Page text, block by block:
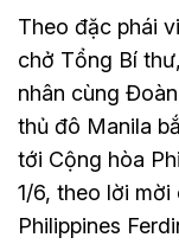
Theo đặc phái
chở Tổng Bí
nhân cùng
thủ đô Manila
tới Cộng hòa
1/6, theo lời
Philippines